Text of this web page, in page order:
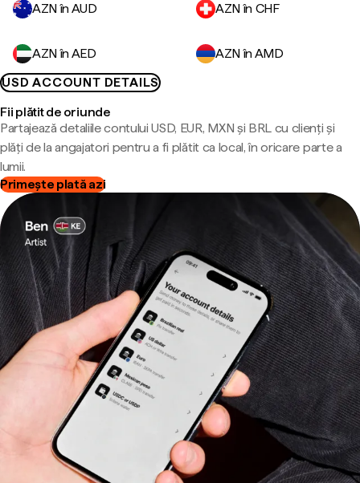
AZN în AUD AZN în CHF
AZN în AED
AZN în AMD
USD ACCOUNT DETAILS
Fii plătit de oriunde
Partajează detaliile contului USD, EUR, MXN și BRL cu clienți și
plăți de la angajatori pentru a fi plătit ca local, în oricare parte a
lumii.
Primește plată azi